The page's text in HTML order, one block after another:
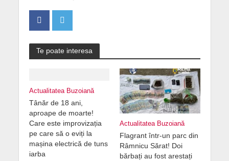
Te poate interesa
Actualitatea Buzoiană
Tânăr de 18 ani,
aproape de moarte!
Care este improvizația
pe care să o eviți la
mașina electrică de tuns
iarba
Actualitatea Buzoiană
Flagrant într-un parc din
Râmnicu Sărat! Doi
bărbați au fost arestați